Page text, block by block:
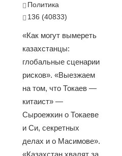
Политика
136 (40833)
«Как могут вымереть
казахстанцы:
глобальные сценарии
рисков». «Выезжаем
на том, что Токаев —
китаист» —
Сыроежкин о Токаеве
и Си, секретных
делах и о Масимове».